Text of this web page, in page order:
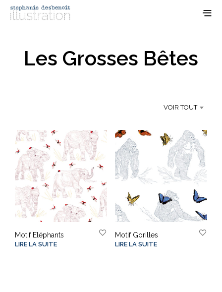
Les Grosses Bêtes
VOIR TOUT
Motif Eléphants
LIRE LA SUITE
Motif Gorilles
LIRE LA SUITE